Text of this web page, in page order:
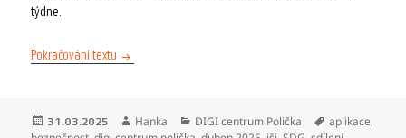
týdne.
Pokračování textu Setkání DIGI centra Polička – 28. dubna 2025
Publikováno:
31.03.2025 Autor:
Hanka Rubriky:
DIGI centrum Polička Štítky:
aplikace,